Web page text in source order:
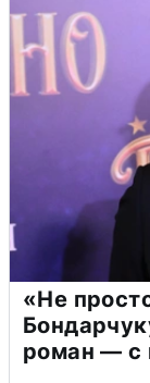
«Не
роман — с